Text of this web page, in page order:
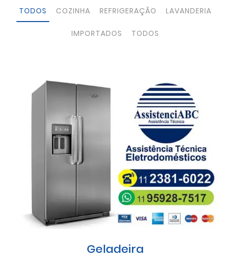
TODOS COZINHA REFRIGERAÇÃO LAVANDERIA
IMPORTADOS TODOS
Geladeira